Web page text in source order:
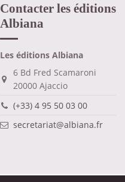
Contacter les éditions
Albiana
Les éditions Albiana
6 Bd Fred Scamaroni
20000 Ajaccio
(+33) 4 95 50 03 00
secretariat@albiana.fr